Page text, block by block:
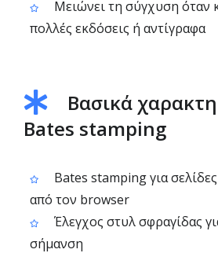
Μειώνει τη σύγχυση όταν
πολλές εκδόσεις ή αντίγραφα
Βασικά
Bates stamping
Bates stamping για
από τον browser
Έλεγχος στυλ σφραγίδας
σήμανση